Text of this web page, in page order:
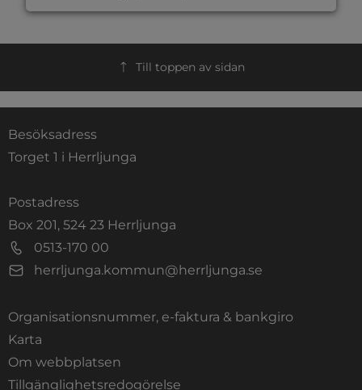
Till toppen av sidan
Besöksadress
Torget 1 i Herrljunga
Postadress
Box 201, 524 23 Herrljunga
0513-170 00
herrljunga.kommun@herrljunga.se
Organisationsnummer, e-faktura & bankgiro
Karta
Om webbplatsen
Tillgänglighetsredogörelse